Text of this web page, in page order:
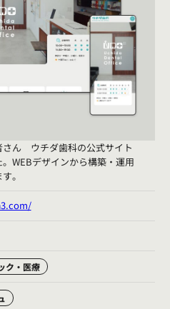
さん ウチダ歯科の公式サイト
WEBデザインから構築・運用
。
ク・医療